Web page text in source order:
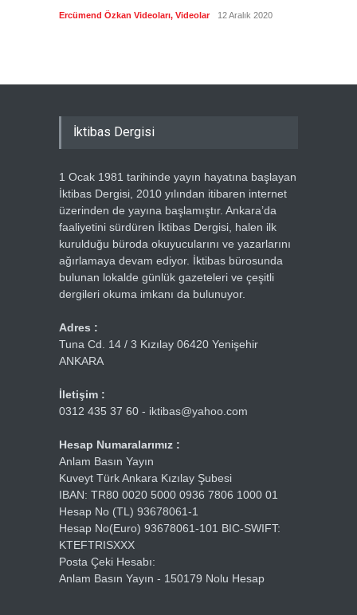
Ercümend Özkan Videoları, Videolar 12 Aralık 2020
İktibas Dergisi
1 Ocak 1981 tarihinde yayın hayatına başlayan
İktibas Dergisi, 2010 yılından itibaren internet
üzerinden de yayına başlamıştır. Ankara’da
faaliyetini sürdüren İktibas Dergisi, halen ilk
kurulduğu büroda okuyucularını ve yazarlarını
ağırlamaya devam ediyor. İktibas bürosunda
bulunan lokalde günlük gazeteleri ve çeşitli
dergileri okuma imkanı da bulunuyor.
Adres :
Tuna Cd. 14 / 3 Kızılay 06420 Yenişehir
ANKARA
İletişim :
0312 435 37 60 - iktibas@yahoo.com
Hesap Numaralarımız :
Anlam Basın Yayın
Kuveyt Türk Ankara Kızılay Şubesi
IBAN: TR80 0020 5000 0936 7806 1000 01
Hesap No (TL) 93678061-1
Hesap No(Euro) 93678061-101 BIC-SWIFT:
KTEFTRISXXX
Posta Çeki Hesabı:
Anlam Basın Yayın - 150179 Nolu Hesap